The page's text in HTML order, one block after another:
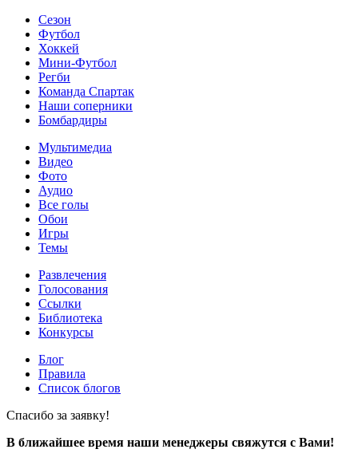
Сезон
Футбол
Хоккей
Мини-Футбол
Регби
Команда Спартак
Наши соперники
Бомбардиры
Мультимедиа
Видео
Фото
Аудио
Все голы
Обои
Игры
Темы
Развлечения
Голосования
Ссылки
Библиотека
Конкурсы
Блог
Правила
Список блогов
Спасибо за заявку!
В ближайшее время наши менеджеры свяжутся с Вами!